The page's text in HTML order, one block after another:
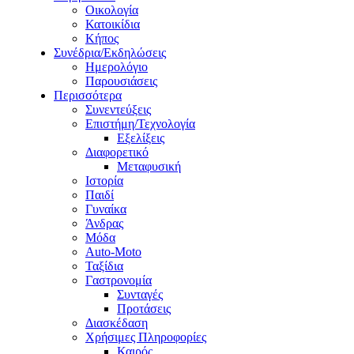
Οικολογία
Κατοικίδια
Κήπος
Συνέδρια/Εκδηλώσεις
Ημερολόγιο
Παρουσιάσεις
Περισσότερα
Συνεντεύξεις
Επιστήμη/Τεχνολογία
Εξελίξεις
Διαφορετικό
Μεταφυσική
Ιστορία
Παιδί
Γυναίκα
Άνδρας
Μόδα
Auto-Moto
Ταξίδια
Γαστρονομία
Συνταγές
Προτάσεις
Διασκέδαση
Χρήσιμες Πληροφορίες
Καιρός